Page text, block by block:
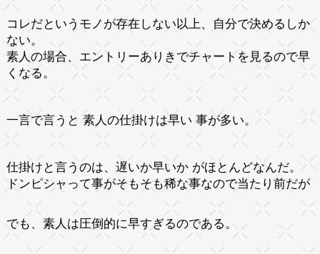
コレだというモノが存在しない以上、自分で決めるしか
ない。
素人の場合、エントリーありきでチャートを見るので早
くなる。
一言で言うと 素人の仕掛けは早い 事が多い。
仕掛けと言うのは、遅いか早いか がほとんどなんだ。
ドンピシャって事がそもそも稀な事なので当たり前だが
でも、素人は圧倒的に早すぎるのである。